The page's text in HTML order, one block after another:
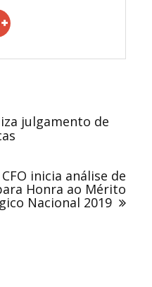
julgamento de
inicia análise de
Honra ao Mérito
Nacional 2019